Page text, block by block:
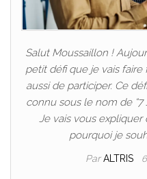
Salut Moussaillon !
petit défi que je vais
aussi de participer. Ce
connu sous le nom de “7
Je vais vous
pourquoi je
ParALTRIS